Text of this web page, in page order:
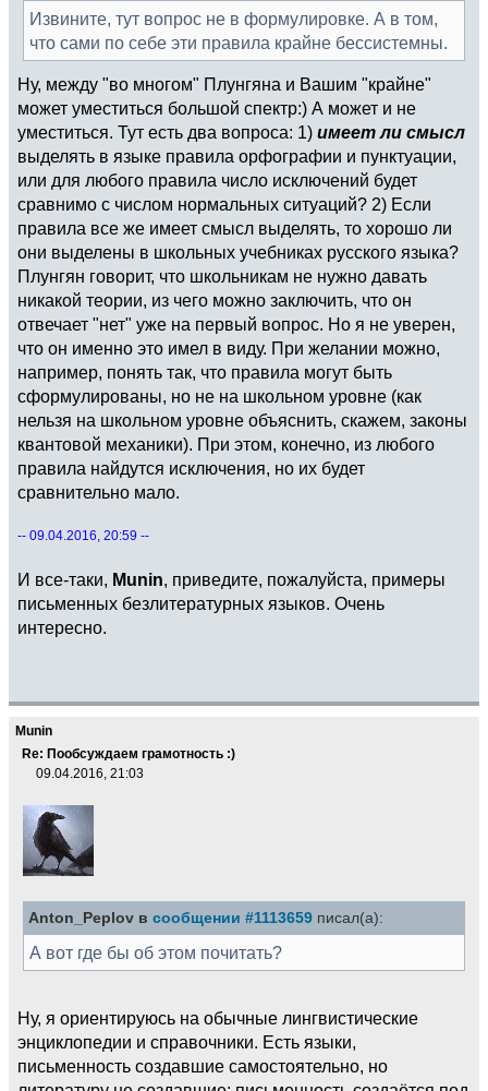
Извините, тут вопрос не в формулировке. А в том,
что сами по себе эти правила крайне бессистемны.
Ну, между "во многом" Плунгяна и Вашим "крайне"
может уместиться большой спектр:) А может и не
уместиться. Тут есть два вопроса: 1) имеет ли смысл
выделять в языке правила орфографии и пунктуации,
или для любого правила число исключений будет
сравнимо с числом нормальных ситуаций? 2) Если
правила все же имеет смысл выделять, то хорошо ли
они выделены в школьных учебниках русского языка?
Плунгян говорит, что школьникам не нужно давать
никакой теории, из чего можно заключить, что он
отвечает "нет" уже на первый вопрос. Но я не уверен,
что он именно это имел в виду. При желании можно,
например, понять так, что правила могут быть
сформулированы, но не на школьном уровне (как
нельзя на школьном уровне объяснить, скажем, законы
квантовой механики). При этом, конечно, из любого
правила найдутся исключения, но их будет
сравнительно мало.
-- 09.04.2016, 20:59 --
И все-таки, Munin, приведите, пожалуйста, примеры
письменных безлитературных языков. Очень
интересно.
Munin
Re: Пообсуждаем грамотность :)
09.04.2016, 21:03
Anton_Peplov в сообщении #1113659 писал(а):
А вот где бы об этом почитать?
Ну, я ориентируюсь на обычные лингвистические
энциклопедии и справочники. Есть языки,
письменность создавшие самостоятельно, но